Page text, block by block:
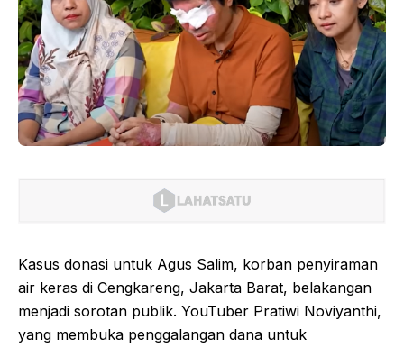
Kasus donasi untuk Agus Salim, korban penyiraman
air keras di Cengkareng, Jakarta Barat, belakangan
menjadi sorotan publik. YouTuber Pratiwi Noviyanthi,
yang membuka penggalangan dana untuk